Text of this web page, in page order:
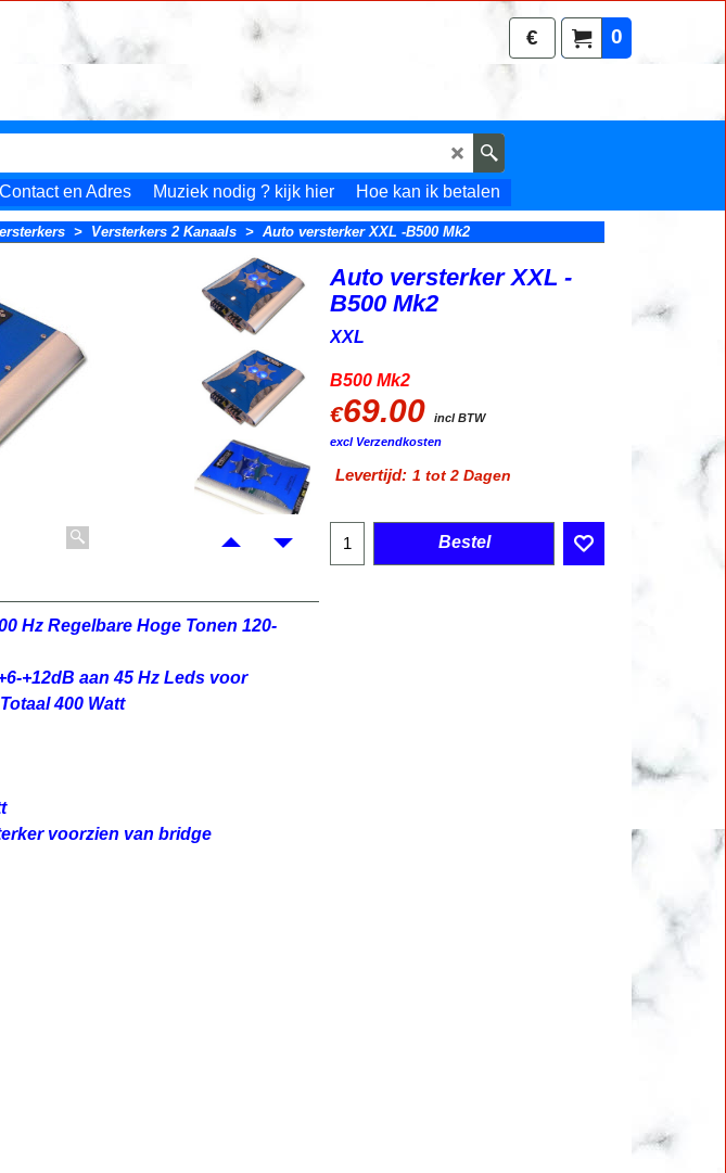
0
€
Contact en Adres Muziek nodig ? kijk hier Hoe kan ik betalen
> Versterkers 2 Kanaals > Auto versterker XXL -B500 Mk2
Auto versterker XXL -
B500 Mk2
XXL
B500 Mk2
€69.00
incl BTW
excl Verzendkosten
Levertijd: 1 tot 2 Dagen
Bestel
Hz Regelbare Hoge Tonen 120-
+12dB aan 45 Hz Leds voor
400 Watt
voorzien van bridge